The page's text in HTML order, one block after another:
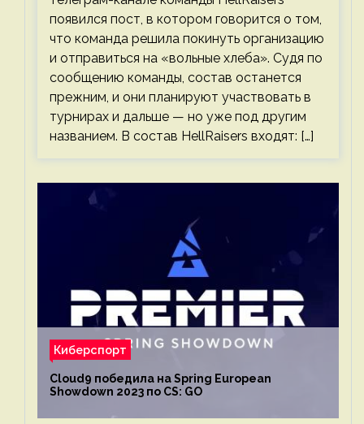
появился пост, в котором говорится о том,
что команда решила покинуть организацию
и отправиться на «вольные хлеба». Судя по
сообщению команды, состав останется
прежним, и они планируют участвовать в
турнирах и дальше — но уже под другим
названием. В состав HellRaisers входят: […]
Киберспорт
Cloud9 победила на Spring European
Showdown 2023 по CS: GO